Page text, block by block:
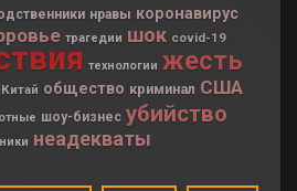
нравы коронавирус
трагедии шок covid-19
технологии жесть
Китай общество криминал США
шоу-бизнес убийство
неадекваты